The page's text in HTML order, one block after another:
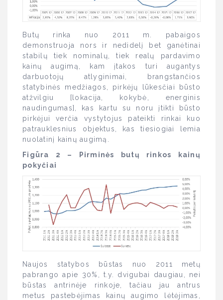
Butų rinka nuo 2011 m. pabaigos
demonstruoja nors ir nedidelį bet ganėtinai
stabilų tiek nominalų, tiek realų pardavimo
kainų augimą, kam įtakos turi augantys
darbuotojų atlyginimai, brangstančios
statybinės medžiagos, pirkėjų lūkesčiai būsto
atžvilgiu [lokacija, kokybė, energinis
naudingumas], kas kartu su noru įtikti būsto
pirkėjui verčia vystytojus pateikti rinkai kuo
patrauklesnius objektus, kas tiesiogiai lemia
nuolatinį kainų augimą.
Figūra 2 – Pirminės butų rinkos kainų
pokyčiai
Naujos statybos būstas nuo 2011 metų
pabrango apie 30%, t.y. dvigubai daugiau, nei
būstas antrinėje rinkoje, tačiau jau antrus
metus pastebėjimas kainų augimo lėtėjimas,